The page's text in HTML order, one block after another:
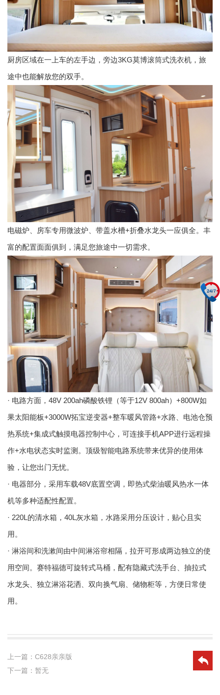
厨房区域在一上车的左手边，旁边3KG莫博滚筒式洗衣机，旅
途中也能解放您的双手。
电磁炉、房车专用微波炉、带盖水槽+折叠水龙头一应俱全。丰
富的配置面面俱到，满足您旅途中一切需求。
· 电路方面，48V 200ah磷酸铁锂（等于12V 800ah）+800W如
果太阳能板+3000W拓宝逆变器+整车暖风管路+水路、电池仓预
热系统+集成式触摸电器控制中心，可连接手机APP进行远程操
作+水电状态实时监测。顶级智能电路系统带来优异的使用体
验，让您出门无忧。
· 电器部分，采用车载48V底置空调，即热式柴油暖风热水一体
机等多种适配性配置。
· 220L的清水箱，40L灰水箱，水路采用分压设计，贴心且实
用。
· 淋浴间和洗漱间由中间淋浴帘相隔，拉开可形成两边独立的使
用空间。赛特福德可旋转式马桶，配有隐藏式洗手台、抽拉式
水龙头、独立淋浴花洒、双向换气扇、储物柜等，方便日常使
用。
上一篇： C628亲亲版
下一篇： 暂无